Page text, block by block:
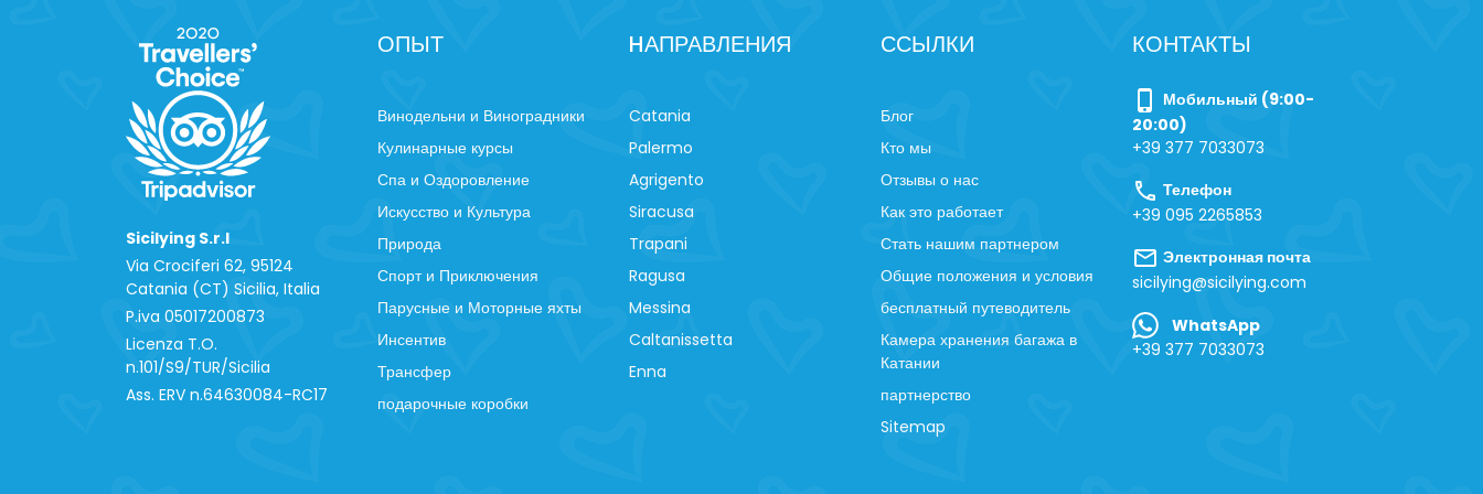
Sicilying S.r.l
Via Crociferi 62, 95124
Catania (CT) Sicilia, Italia
P.iva 0‍5017200873
Licenza T.O.
n.101/S9/TUR/Sicilia
Ass. ERV n.64630084-RC17
ОПЫТ
Винодельни и Виноградники
Кулинарные курсы
Спа и Оздоровление
Искусство и Культура
Природа
Спорт и Приключения
Парусные и Моторные яхты
Инсентив
Трансфер
подарочные коробки
HАПРАВЛЕНИЯ
Catania
Palermo
Agrigento
Siracusa
Trapani
Ragusa
Messina
Caltanissetta
Enna
ССЫЛКИ
Блог
Кто мы
Отзывы о нас
Как это работает
Стать нашим партнером
Общие положения и условия
бесплатный путеводитель
Камера хранения багажа в
Катании
партнерство
Sitemap
КОНТАКТЫ
phone_iphone
Мобильный (9:00-
20:00)
+39 377 7033073
call Телефон
+39 095 2265853
mail Электронная почта
sicilying@sicilying.com
WhatsApp
+39 377 7033073